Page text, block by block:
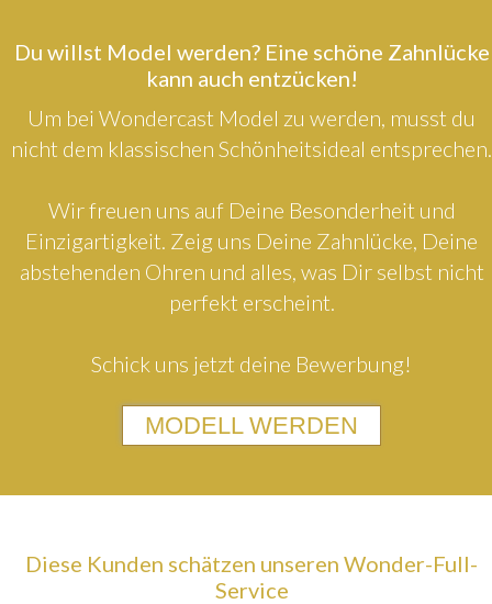
Du willst Model werden? Eine schöne Zahnlücke
kann auch entzücken!
Um bei Wondercast Model zu werden, musst du
nicht dem klassischen Schönheitsideal entsprechen.
Wir freuen uns auf Deine Besonderheit und
Einzigartigkeit. Zeig uns Deine Zahnlücke, Deine
abstehenden Ohren und alles, was Dir selbst nicht
perfekt erscheint.
Schick uns jetzt deine Bewerbung!
MODELL WERDEN
Diese Kunden schätzen unseren Wonder-Full-
Service